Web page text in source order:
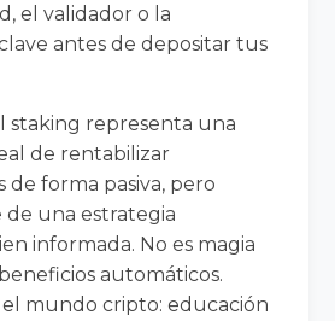
el validador o la
antes de depositar tus
staking representa una
de rentabilizar
de forma pasiva, pero
una estrategia
informada. No es magia
automáticos.
mundo cripto: educación